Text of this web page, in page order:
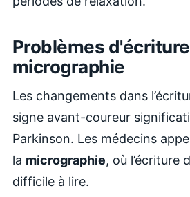
Problèmes
micrographie
Les changements dans
signe avant-coureur
Parkinson. Les médecins
la micrographie, où l’écriture
difficile à lire.